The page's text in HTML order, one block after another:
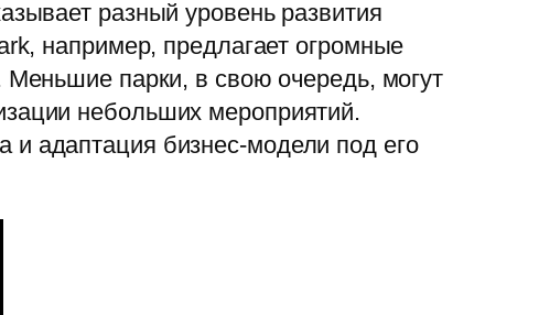
разный уровень развития
например, предлагает огромные
Меньшие парки, в свою очередь, могут
небольших мероприятий.
и адаптация бизнес-модели под его